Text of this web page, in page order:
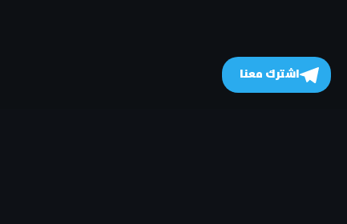
اشترك معنا